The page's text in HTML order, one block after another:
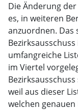
Die Änderung
es, in weiteren
anzuordnen.
umfangreiche
im Viertel
weil aus dieser
welchen genauen